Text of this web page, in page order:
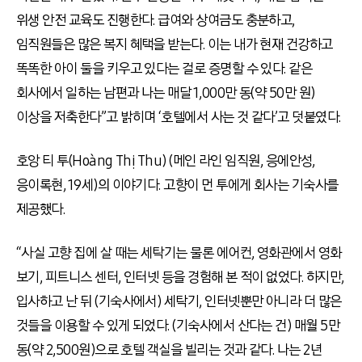
위생 안전 교육도 진행한다. 급여와 상여금도 충분하고,
임직원들은 많은 복지 혜택을 받는다. 이는 내가 현재 건강하고
똑똑한 아이 둘을 키우고 있다는 걸로 증명할 수 있다. 같은
회사에서 일하는 남편과 나는 매달 1,000만 동(약 50만 원)
이상을 저축한다”고 밝히며 ‘호텔에서 사는 것 같다’고 덧붙였다.
호앙 티 투(Hoàng Thị Thu) (메인 라인 임직원, 응에안성,
응이록현, 19세)의 이야기다. 고향이 먼 투에게 회사는 기숙사를
제공했다.
“사실 고향 집에 살 때는 세탁기는 물론 에어컨, 영화관에서 영화
보기, 피트니스 센터, 인터넷 등을 경험해 본 적이 없었다. 하지만,
입사하고 난 뒤 (기숙사에서) 세탁기, 인터넷뿐만 아니라 더 많은
것들을 이용할 수 있게 되었다. (기숙사에서 산다는 건) 매월 5만
동(약 2,500원)으로 호텔 객실을 빌리는 것과 같다. 나는 2년